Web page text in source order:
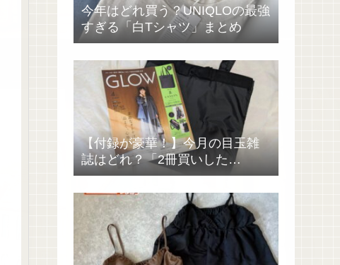
今年はどれ買う？UNIQLOの最強
すぎる「白Tシャツ」まとめ
【付録が豪華！】今月の目玉雑
誌はどれ？「2冊買いした
い……」